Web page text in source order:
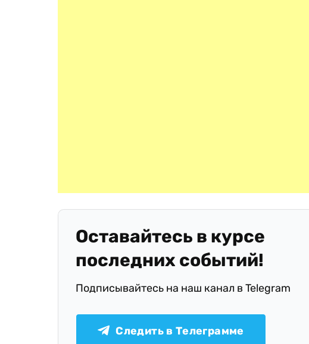
Оставайтесь в курсе
последних событий!
Подписывайтесь на наш канал в Telegram
Следить в Телеграмме